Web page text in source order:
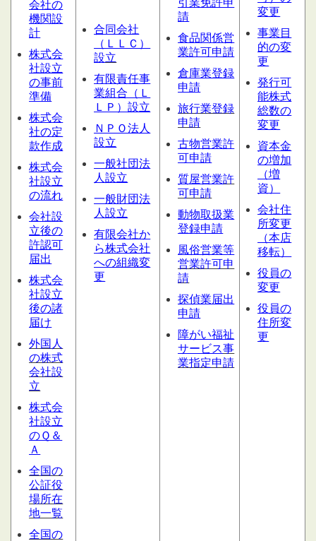
会社の
機関設
計
株式会
社設立
の事前
準備
株式会
社の定
款作成
株式会
社設立
の流れ
会社設
立後の
許認可
届出
株式会
社設立
後の諸
届け
外国人
の株式
会社設
立
株式会
社設立
のＱ＆
Ａ
全国の
公証役
場所在
地一覧
全国の
合同会社
（ＬＬＣ）
設立
有限責任事
業組合（Ｌ
ＬＰ）設立
ＮＰＯ法人
設立
一般社団法
人設立
一般財団法
人設立
有限会社か
ら株式会社
への組織変
更
請
食品関係営
業許可申請
倉庫業登録
申請
旅行業登録
申請
古物営業許
可申請
質屋営業許
可申請
動物取扱業
登録申請
風俗営業等
営業許可申
請
探偵業届出
申請
障がい福祉
サービス事
業指定申請
変更
事業目
的の変
更
発行可
能株式
総数の
変更
資本金
の増加
（増
資）
会社住
所変更
（本店
移転）
役員の
変更
役員の
住所変
更